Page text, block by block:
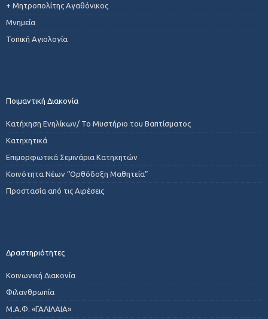
+ Μητροπολίτης Αγαθόνικος
Μνημεία
Τοπική Αγιολογία
Ποιμαντική Διακονία
Κατήχηση Ενηλίκων/ Το Μυστήριο του Βαπτίσματος
Κατηχητικά
Επιμορφωτικά Σεμινάρια Κατηχητών
Κοινότητα Νέων “Ορθόδοξη Μαθητεία”
Προστασία από τις Αιρέσεις
Δραστηριότητες
Κοινωνική Διακονία
Φιλανθρωπία
Μ.Α.Φ. «ΓΑΛΙΛΑΙΑ»